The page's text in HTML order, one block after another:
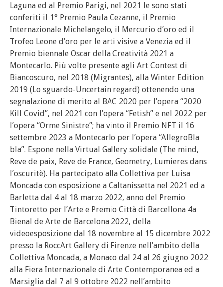
Laguna ed al Premio Parigi, nel 2021 le sono stati
conferiti il 1° Premio Paula Cezanne, il Premio
Internazionale Michelangelo, il Mercurio d’oro ed il
Trofeo Leone d’oro per le arti visive a Venezia ed il
Premio biennale Oscar della Creatività 2021 a
Montecarlo. Più volte presente agli Art Contest di
Biancoscuro, nel 2018 (Migrantes), alla Winter Edition
2019 (Lo sguardo-Uncertain regard) ottenendo una
segnalazione di merito al BAC 2020 per l’opera “2020
Kill Covid”, nel 2021 con l’opera “Fetish” e nel 2022 per
l’opera “Orme Sinistre”; ha vinto il Premio NFT il 16
settembre 2023 a Montecarlo per l’opera “AllegroBla
bla”. Espone nella Virtual Gallery solidale (The mind,
Reve de paix, Reve de France, Geometry, Lumieres dans
l’oscuritè). Ha partecipato alla Collettiva per Luisa
Moncada con esposizione a Caltanissetta nel 2021 ed a
Barletta dal 4 al 18 marzo 2022, anno del Premio
Tintoretto per l’Arte e Premio Città di Barcellona 4a
Bienal de Arte de Barcelona 2022, della
videoesposizione dal 18 novembre al 15 dicembre 2022
presso la RoccArt Gallery di Firenze nell’ambito della
Collettiva Moncada, a Monaco dal 24 al 26 giugno 2022
alla Fiera Internazionale di Arte Contemporanea ed a
Marsiglia dal 7 al 9 ottobre 2022 nell’ambito